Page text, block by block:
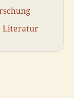
Literatur